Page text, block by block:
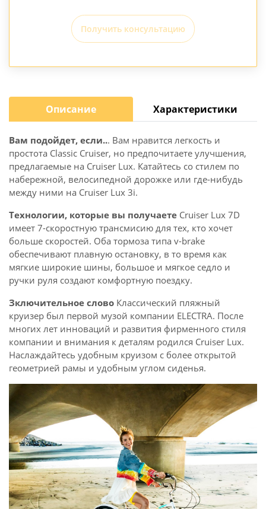
Получить консультацию
Описание Характеристики
Вам подойдет, если... Вам нравится легкость и
простота Classic Cruiser, но предпочитаете улучшения,
предлагаемые на Cruiser Lux. Катайтесь со стилем по
набережной, велосипедной дорожке или где-нибудь
между ними на Cruiser Lux 3i.
Технологии, которые вы получаете Cruiser Lux 7D
имеет 7-скоростную трансмисию для тех, кто хочет
больше скоростей. Оба тормоза типа v-brake
обеспечивают плавную остановку, в то время как
мягкие широкие шины, большое и мягкое седло и
ручки руля создают комфортную поездку.
Зключительное слово Классический пляжный
круизер был первой музой компании ELECTRA. После
многих лет инноваций и развития фирменного стиля
компании и внимания к деталям родился Cruiser Lux.
Наслаждайтесь удобным круизом с более открытой
геометрией рамы и удобным углом сиденья.